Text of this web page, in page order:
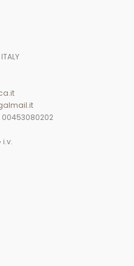
00453080202
i.v.